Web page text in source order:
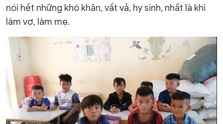
nói hết những khó khăn, vất vả, hy sinh, nhất là khi
làm vợ, làm mẹ.